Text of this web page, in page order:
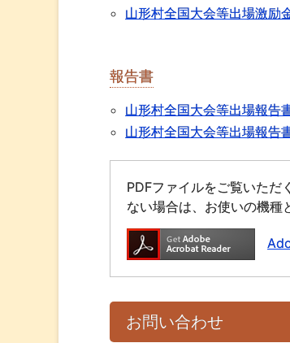
山形村全国大会等出場激励
報告書
山形村全国大会等出場報告
山形村全国大会等出場報告
PDFファイルをご覧いた
ない場合は、お使いの機種
お問い合わせ